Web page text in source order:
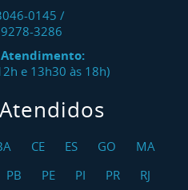
0145 /
3286
e 13h30 às 18h)
CE ES GO
MA
PB PE PI PR
RJ